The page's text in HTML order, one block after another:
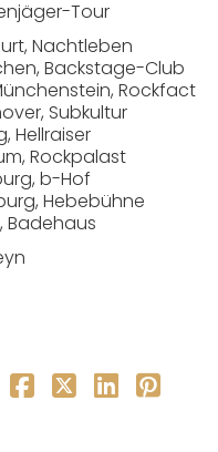
Tour
Nachtleben
Backstage-Club
Rockfact
Subkultur
Hellraiser
Rockpalast
b-Hof
Hebebühne
Badehaus